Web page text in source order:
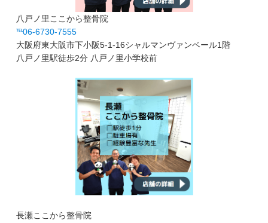
八戸ノ里ここから整骨院
℡06-6730-7555
大阪府東大阪市下小阪5-1-16シャルマンヴァンベール1階
八戸ノ里駅徒歩2分 八戸ノ里小学校前
長瀬ここから整骨院